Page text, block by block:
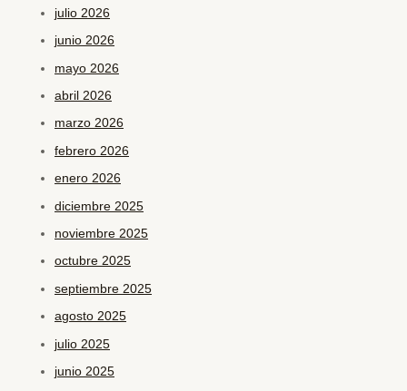
julio 2026
junio 2026
mayo 2026
abril 2026
marzo 2026
febrero 2026
enero 2026
diciembre 2025
noviembre 2025
octubre 2025
septiembre 2025
agosto 2025
julio 2025
junio 2025